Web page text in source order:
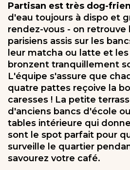
Partisan est très dog-
d'eau toujours à dispo et
rendez-vous - on retrouve
parisiens assis sur les
leur matcha ou latte et
bronzent tranquillement
L'équipe s'assure que
quatre pattes reçoive la
caresses ! La petite
d'anciens bancs d'école
tables intérieure qui
sont le spot parfait pour
surveille le quartier
savourez votre café.